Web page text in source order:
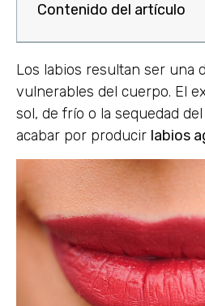
Contenido del artículo
Los labios resultan ser una
vulnerables del cuerpo. El
sol, de frío o la sequedad
acabar por producir labios